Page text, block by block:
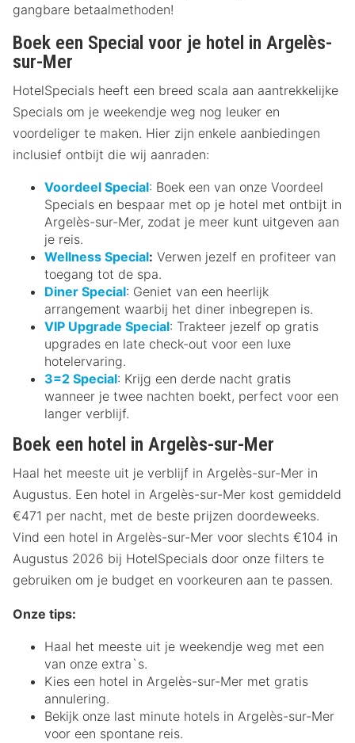
gangbare betaalmethoden!
Boek een Special voor je hotel in Argelès-
sur-Mer
HotelSpecials heeft een breed scala aan aantrekkelijke
Specials om je weekendje weg nog leuker en
voordeliger te maken. Hier zijn enkele aanbiedingen
inclusief ontbijt die wij aanraden:
Voordeel Special: Boek een van onze Voordeel
Specials en bespaar met op je hotel met ontbijt in
Argelès-sur-Mer, zodat je meer kunt uitgeven aan
je reis.
Wellness Special: Verwen jezelf en profiteer van
toegang tot de spa.
Diner Special: Geniet van een heerlijk
arrangement waarbij het diner inbegrepen is.
VIP Upgrade Special: Trakteer jezelf op gratis
upgrades en late check-out voor een luxe
hotelervaring.
3=2 Special: Krijg een derde nacht gratis
wanneer je twee nachten boekt, perfect voor een
langer verblijf.
Boek een hotel in Argelès-sur-Mer
Haal het meeste uit je verblijf in Argelès-sur-Mer in
Augustus. Een hotel in Argelès-sur-Mer kost gemiddeld
€471 per nacht, met de beste prijzen doordeweeks.
Vind een hotel in Argelès-sur-Mer voor slechts €104 in
Augustus 2026 bij HotelSpecials door onze filters te
gebruiken om je budget en voorkeuren aan te passen.
Onze tips:
Haal het meeste uit je weekendje weg met een
van onze extra`s.
Kies een hotel in Argelès-sur-Mer met gratis
annulering.
Bekijk onze last minute hotels in Argelès-sur-Mer
voor een spontane reis.